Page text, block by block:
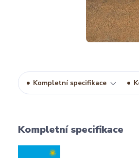
Kompletní specifikace
Kompletní specifikace